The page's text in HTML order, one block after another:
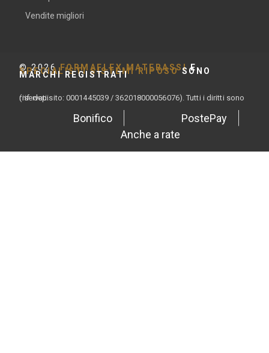
Vendite migliori
©2026 FORMAFLEX MATERASSIE
SPECIALISTI SISTEMI RIPOSOSONO
MARCHI REGISTRATI
(rif. depisito: 0001445039 / 362018000056076). Tutti i diritti sono riservati.
Bonifico
PostePay
Anche a rate